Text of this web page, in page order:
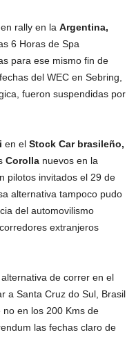
rally en la Argentina,
6 Horas de Spa
para ese mismo fin de
del WEC en Sebring,
fueron suspendidas por
en el Stock Car brasileño,
Corolla nuevos en la
pilotos invitados el 29 de
alternativa tampoco pudo
del automovilismo
extranjeros
de correr en el
a Santa Cruz do Sul, Brasil
en los 200 Kms de
las fechas claro de